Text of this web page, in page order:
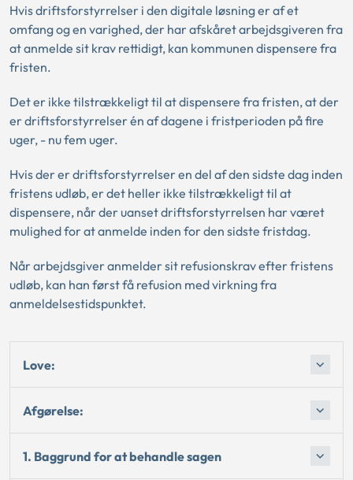
Hvis driftsforstyrrelser i den digitale løsning er af et
omfang og en varighed, der har afskåret arbejdsgiveren fra
at anmelde sit krav rettidigt, kan kommunen dispensere fra
fristen.
Det er ikke tilstrækkeligt til at dispensere fra fristen, at der
er driftsforstyrrelser én af dagene i fristperioden på fire
uger, - nu fem uger.
Hvis der er driftsforstyrrelser en del af den sidste dag inden
fristens udløb, er det heller ikke tilstrækkeligt til at
dispensere, når der uanset driftsforstyrrelsen har været
mulighed for at anmelde inden for den sidste fristdag.
Når arbejdsgiver anmelder sit refusionskrav efter fristens
udløb, kan han først få refusion med virkning fra
anmeldelsestidspunktet.
Love:
Afgørelse:
1. Baggrund for at behandle sagen